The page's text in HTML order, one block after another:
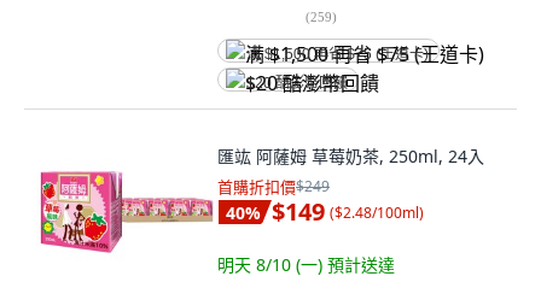
(259)
满 $1,500 再省 $75 (王道卡)
$20 酷澎幣回饋
匯竑 阿薩姆 草莓奶茶, 250ml, 24入
首購折扣價$249
40% $149 ($2.48/100ml)
明天 8/10 (一) 預計送達